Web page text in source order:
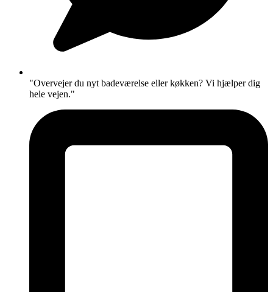
"Overvejer du nyt badeværelse eller køkken? Vi hjælper dig
hele vejen."